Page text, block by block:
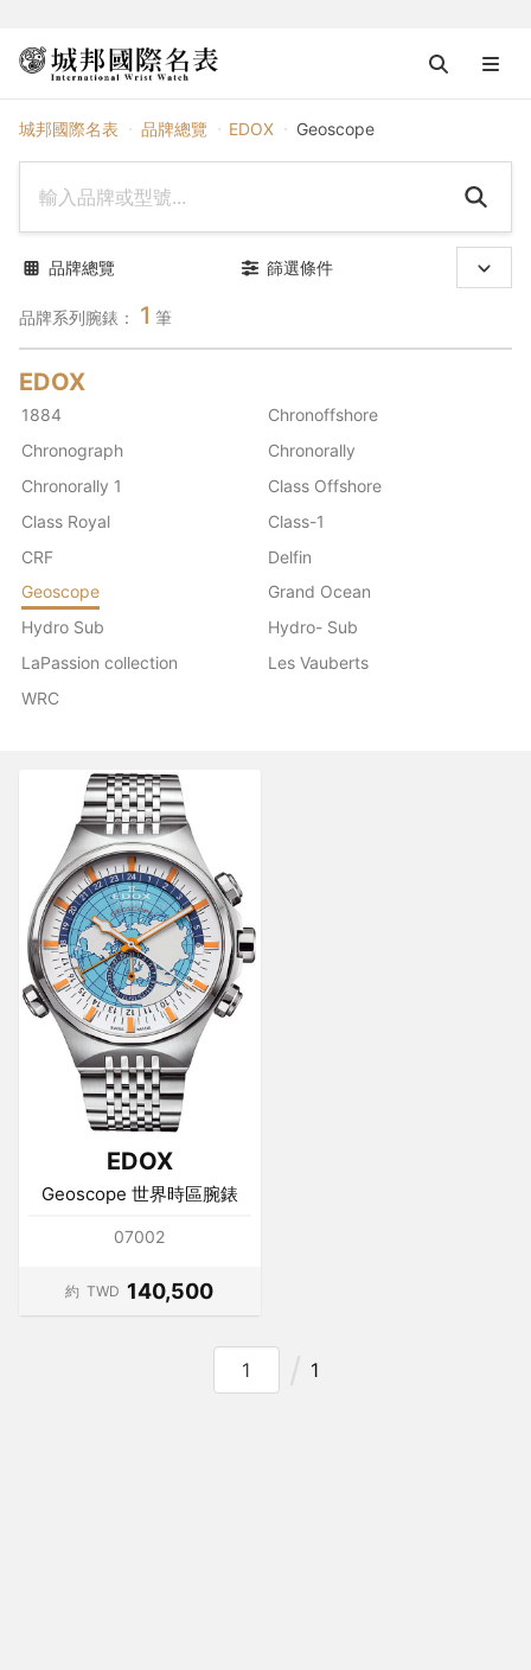
城邦國際名表 品牌總覽 EDOX Geoscope
品牌系列腕錶： 1 筆
品牌總覽 篩選條件
EDOX
1884
Chronoffshore
Chronograph
Chronorally
Chronorally 1
Class Offshore
Class Royal
Class-1
CRF
Delfin
Geoscope
Grand Ocean
Hydro Sub
Hydro- Sub
LaPassion collection
Les Vauberts
WRC
EDOX
Geoscope 世界時區腕錶
07002
約 TWD 140,500
1